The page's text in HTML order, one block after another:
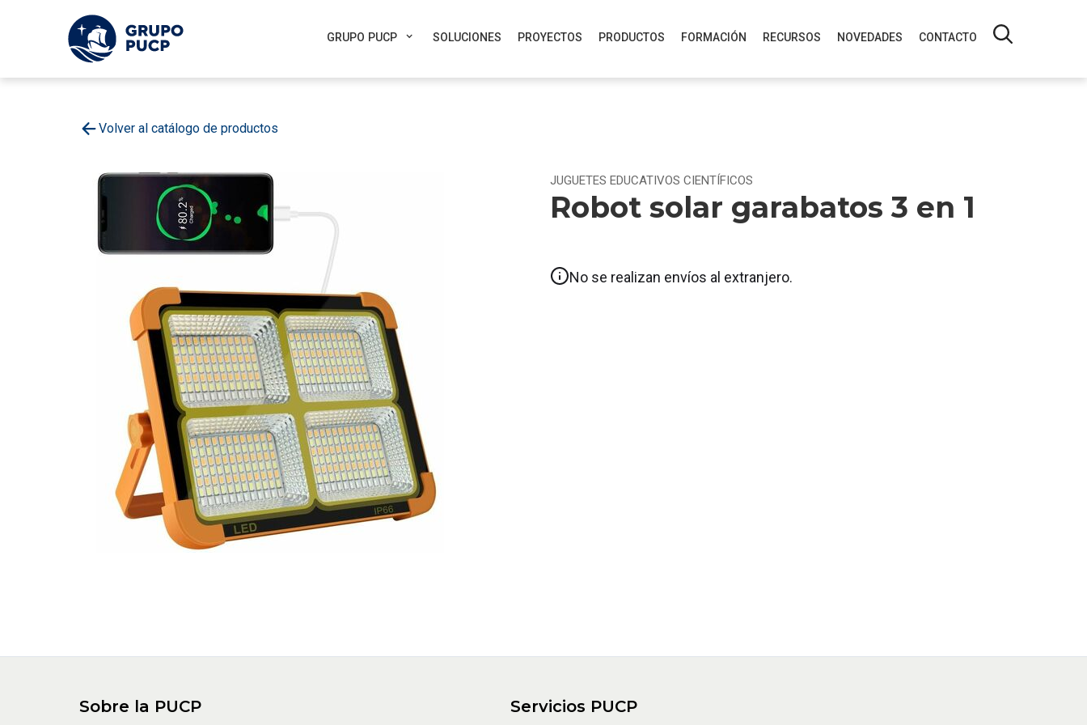
GRUPO PUCP SOLUCIONES PROYECTOS PRODUCTOS FORMACIÓN RECURSOS NOVEDADES CONTACTO
Volver al catálogo de productos
JUGUETES EDUCATIVOS CIENTÍFICOS
Robot solar garabatos 3 en 1
No se realizan envíos al extranjero.
Sobre la PUCP Servicios PUCP